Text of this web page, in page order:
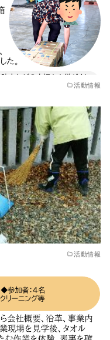
活動情報
活動情報